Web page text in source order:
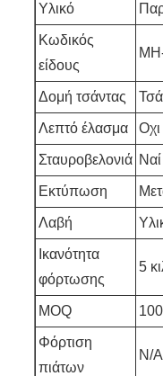
Υλικό
Κωδικός
είδους
Δομή τσάντας
Λεπτό έλασμα Οχι
Σταυροβελονιά Ναί
Εκτύπωση
Λαβή
Ικανότητα
φόρτωσης
5
MOQ
Φόρτιση
πιάτων
N/A